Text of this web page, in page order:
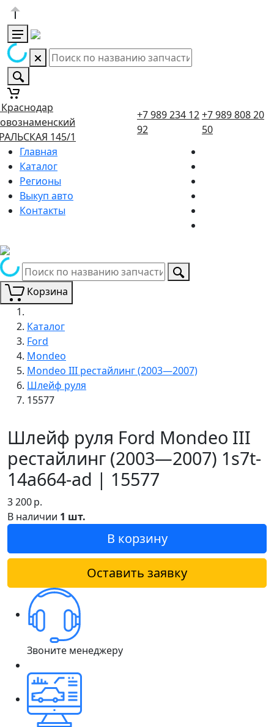
Краснодар
145/1
+7 989 234 12
92
+7 989 808 20
50
Главная
Каталог
Регионы
Выкуп авто
Контакты
Корзина
Каталог
Ford
Mondeo
Mondeo III рестайлинг (2003—2007)
Шлейф руля
15577
Шлейф руля Ford Mondeo III
рестайлинг (2003—2007) 1s7t-
14a664-ad | 15577
3 200р.
В наличии 1 шт.
В корзину
Оставить заявку
Звоните менеджеру